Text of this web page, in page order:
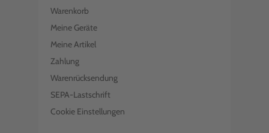
Warenkorb
Meine Geräte
Meine Artikel
Zahlung
Warenrücksendung
SEPA-Lastschrift
Cookie Einstellungen